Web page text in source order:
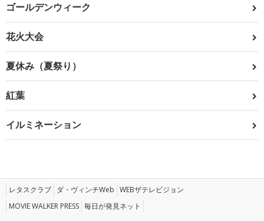
ゴールデンウィーク
花火大会
夏休み（夏祭り）
紅葉
イルミネーション
レタスクラブ ダ・ヴィンチWeb WEBザテレビジョン
MOVIE WALKER PRESS 毎日が発見ネット